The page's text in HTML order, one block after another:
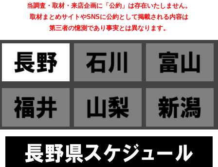
当調査・取材・来店企画に「公約」は存在いたしません。
取材まとめサイトやSNSに公約として掲載される内容は
第三者の憶測であり事実とは異なります。